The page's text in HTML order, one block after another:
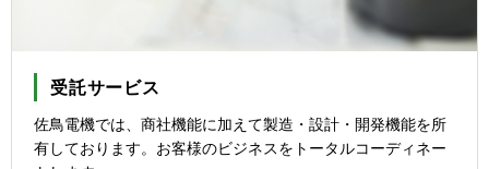
受託サービス
佐鳥電機では、商社機能に加えて製造・設計・開発機能を所
有しております。お客様のビジネスをトータルコーディネー